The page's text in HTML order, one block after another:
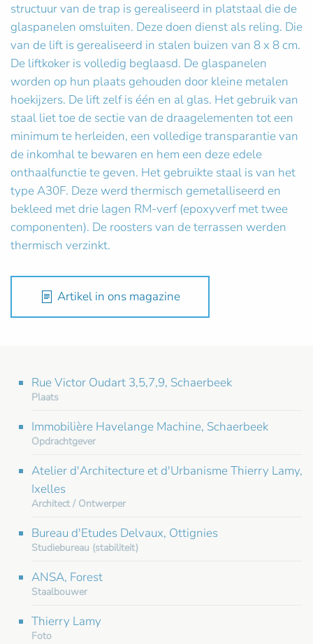
structuur van de trap is gerealiseerd in platstaal die de
glaspanelen omsluiten. Deze doen dienst als reling. Die
van de lift is gerealiseerd in stalen buizen van 8 x 8 cm.
De liftkoker is volledig beglaasd. De glaspanelen
worden op hun plaats gehouden door kleine metalen
hoekijzers. De lift zelf is één en al glas. Het gebruik van
staal liet toe de sectie van de draagelementen tot een
minimum te herleiden, een volledige transparantie van
de inkomhal te bewaren en hem een deze edele
onthaalfunctie te geven. Het gebruikte staal is van het
type A30F. Deze werd thermisch gemetalliseerd en
bekleed met drie lagen RM-verf (epoxyverf met twee
componenten). De roosters van de terrassen werden
thermisch verzinkt.
Artikel in ons magazine
Rue Victor Oudart 3,5,7,9, Schaerbeek
Plaats
Immobilière Havelange Machine, Schaerbeek
Opdrachtgever
Atelier d'Architecture et d'Urbanisme Thierry Lamy,
Ixelles
Architect / Ontwerper
Bureau d'Etudes Delvaux, Ottignies
Studiebureau (stabiliteit)
ANSA, Forest
Staalbouwer
Thierry Lamy
Foto